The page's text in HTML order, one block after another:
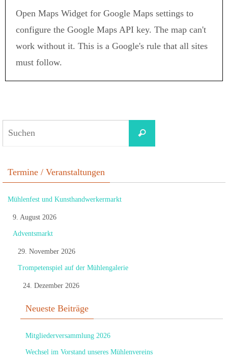
Open Maps Widget for Google Maps settings to
configure the Google Maps API key. The map can't
work without it. This is a Google's rule that all sites
must follow.
Termine / Veranstaltungen
Mühlenfest und Kunsthandwerkermarkt
9. August 2026
Adventsmarkt
29. November 2026
Trompetenspiel auf der Mühlengalerie
24. Dezember 2026
Neueste Beiträge
Mitgliederversammlung 2026
Wechsel im Vorstand unseres Mühlenvereins